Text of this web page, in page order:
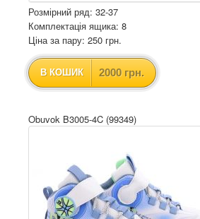
Розмірний ряд: 32-37
Комплектація ящика: 8
Ціна за пару: 250 грн.
В КОШИК 2000 грн.
Obuvok B3005-4C (99349)